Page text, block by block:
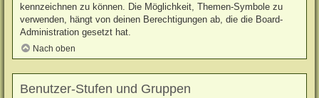
kennzeichnen zu können. Die Möglichkeit, Themen-Symbole zu
verwenden, hängt von deinen Berechtigungen ab, die die Board-
Administration gesetzt hat.
Nach oben
Benutzer-Stufen und Gruppen